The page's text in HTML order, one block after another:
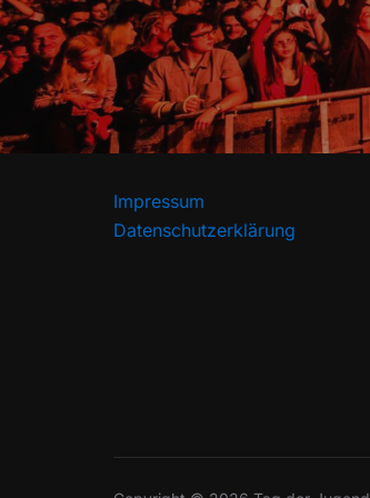
Impressum
Datenschutzerklärung